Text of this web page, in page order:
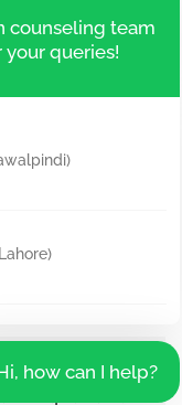
Opposite
Town, Lahore,
!
tahun
counseling team
your queries!
how can I help?